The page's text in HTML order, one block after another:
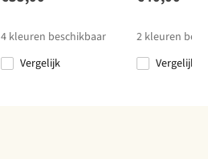
4 kleuren beschikbaar
Vergelijk
2 kleuren
Vergelijk